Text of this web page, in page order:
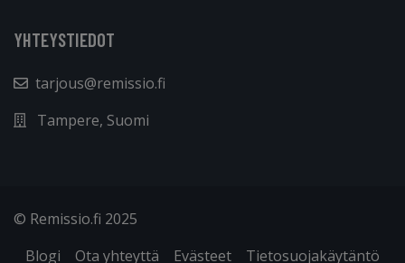
YHTEYSTIEDOT
tarjous@remissio.fi
Tampere, Suomi
© Remissio.fi 2025
Blogi
Ota yhteyttä Evästeet Tietosuojakäytäntö